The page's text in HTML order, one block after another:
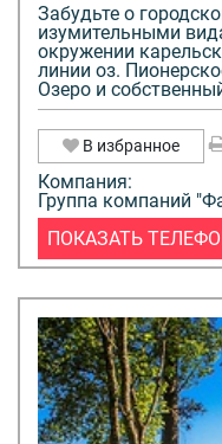
Забудьте о
изумительными
окружении
линии оз.
Озеро и
В избранное
Компания:
Группа компаний
ПОКАЗАТЬ